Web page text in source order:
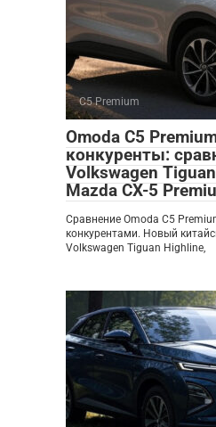
C5 Premium
Omoda C5
конкуренты:
Volkswagen
Mazda CX-5
Сравнение Omoda C5
конкурентами. Новый
Volkswagen Tiguan Highline,